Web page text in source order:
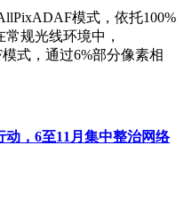
到五星标准，特别是
理能力"等细分领域获得额
熟度和实用性。
车坚持"体验优先"的开发
全系标配旗舰级辅助驾驶
车已具备与国际品牌竞争
推动智能出行技术普及。
模式，依托100%
规光线环境中，
模式，通过6%部分像素相
动，6至11月集中整治网络